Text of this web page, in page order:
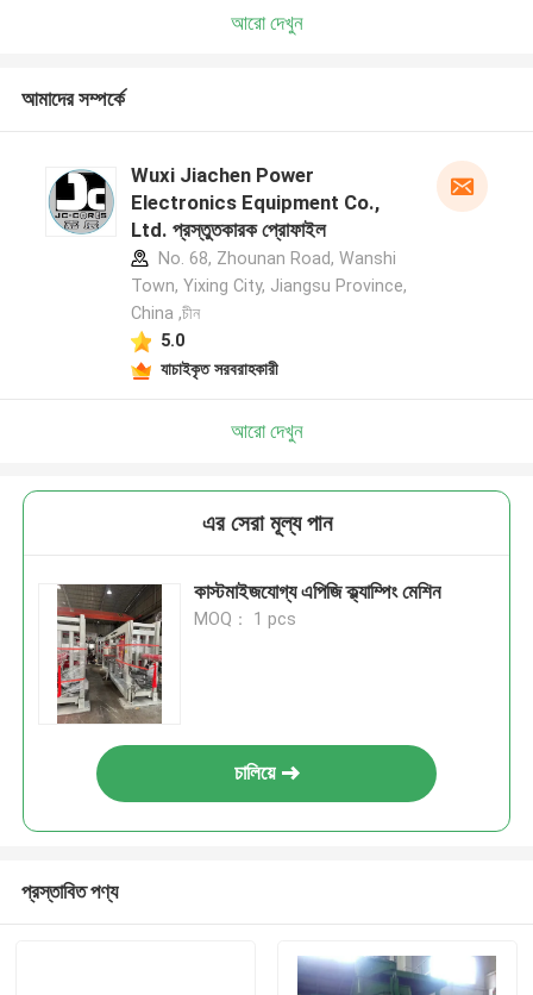
আরো দেখুন
আমাদের সম্পর্কে
Wuxi Jiachen Power
Electronics Equipment Co.,
Ltd. প্রস্তুতকারক প্রোফাইল
No. 68, Zhounan Road, Wanshi
Town, Yixing City, Jiangsu Province,
China ,চীন
5.0
যাচাইকৃত সরবরাহকারী
আরো দেখুন
এর সেরা মূল্য পান
কাস্টমাইজযোগ্য এপিজি ক্ল্যাম্পিং মেশিন
MOQ： 1 pcs
চালিয়ে
প্রস্তাবিত পণ্য